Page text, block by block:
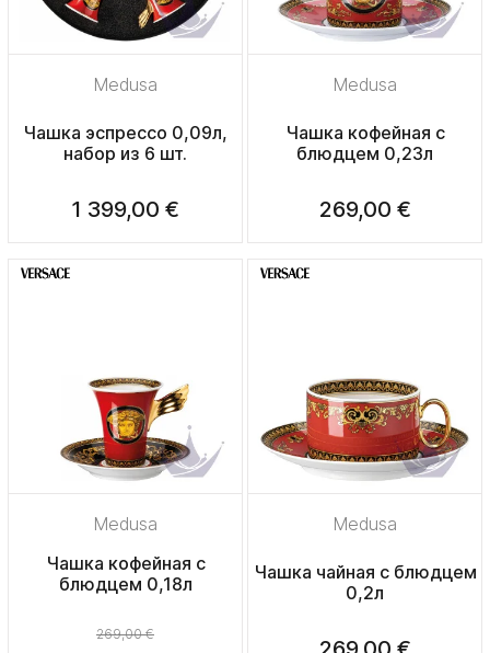
Medusa
Чашка эспрессо 0,09л,
набор из 6 шт.
1 399,00 €
Medusa
Чашка кофейная с
блюдцем 0,23л
269,00 €
Medusa
Чашка кофейная с
блюдцем 0,18л
269,00 €
Medusa
Чашка чайная с блюдцем
0,2л